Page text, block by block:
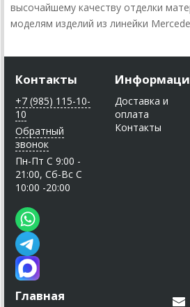
высочайшему качеству отделки
моделям изделий из линейки
Контакты
+7 (985) 115-10-
10
Обратный
звонок
Пн-Пт C 9:00 -
21:00, Сб-Вс С
10:00 -20:00
Доставка и
оплата
Контакты
Главная